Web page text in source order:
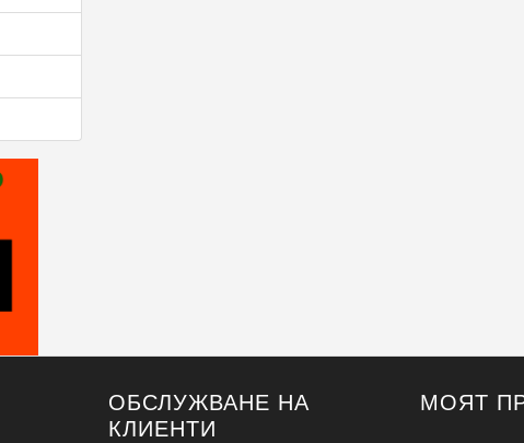
ОБСЛУЖВАНЕ НА
КЛИЕНТИ
МОЯТ